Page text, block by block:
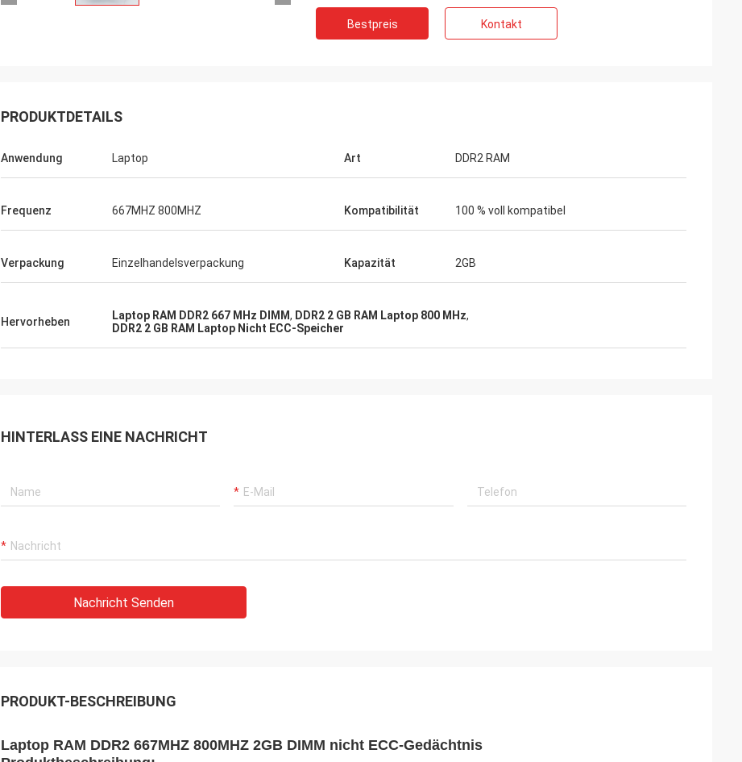
Bestpreis Kontakt
PRODUKTDETAILS
Anwendung Laptop Art DDR2 RAM
Frequenz 667MHZ 800MHZ Kompatibilität 100 % voll kompatibel
Verpackung Einzelhandelsverpackung Kapazität 2GB
Hervorheben Laptop RAM DDR2 667 MHz DIMM, DDR2 2 GB RAM Laptop 800 MHz,
DDR2 2 GB RAM Laptop Nicht ECC-Speicher
HINTERLASS EINE NACHRICHT
Nachricht Senden
PRODUKT-BESCHREIBUNG
Laptop RAM DDR2 667MHZ 800MHZ 2GB DIMM nicht ECC-Gedächtnis